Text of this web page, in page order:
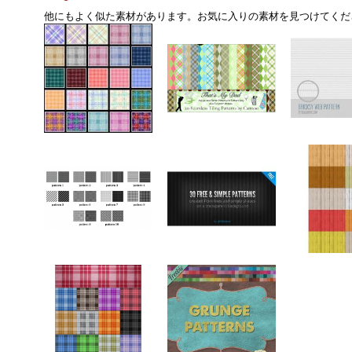
他にもよく似た素材があります。お気に入りの素材を見つけてく